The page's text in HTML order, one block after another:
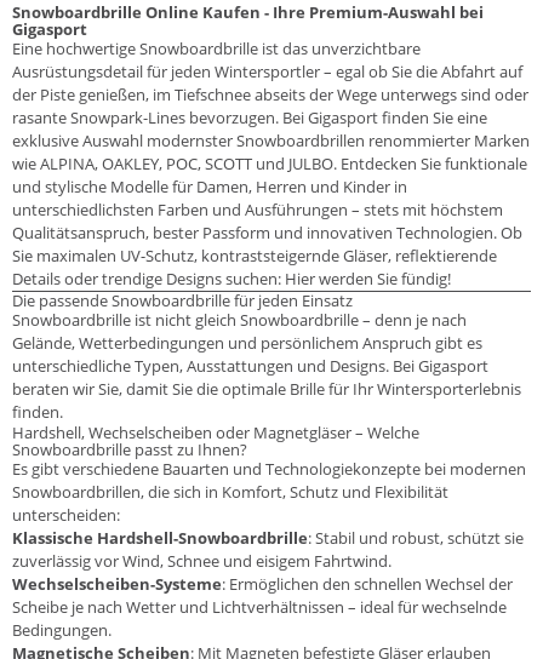
Snowboardbrille Online Kaufen - Ihre Premium-Auswahl bei
Gigasport
Eine hochwertige Snowboardbrille ist das unverzichtbare
Ausrüstungsdetail für jeden Wintersportler – egal ob Sie die Abfahrt auf
der Piste genießen, im Tiefschnee abseits der Wege unterwegs sind oder
rasante Snowpark-Lines bevorzugen. Bei Gigasport finden Sie eine
exklusive Auswahl modernster Snowboardbrillen renommierter Marken
wie ALPINA, OAKLEY, POC, SCOTT und JULBO. Entdecken Sie funktionale
und stylische Modelle für Damen, Herren und Kinder in
unterschiedlichsten Farben und Ausführungen – stets mit höchstem
Qualitätsanspruch, bester Passform und innovativen Technologien. Ob
Sie maximalen UV-Schutz, kontraststeigernde Gläser, reflektierende
Details oder trendige Designs suchen: Hier werden Sie fündig!
Die passende Snowboardbrille für jeden Einsatz
Snowboardbrille ist nicht gleich Snowboardbrille – denn je nach
Gelände, Wetterbedingungen und persönlichem Anspruch gibt es
unterschiedliche Typen, Ausstattungen und Designs. Bei Gigasport
beraten wir Sie, damit Sie die optimale Brille für Ihr Wintersporterlebnis
finden.
Hardshell, Wechselscheiben oder Magnetgläser – Welche
Snowboardbrille passt zu Ihnen?
Es gibt verschiedene Bauarten und Technologiekonzepte bei modernen
Snowboardbrillen, die sich in Komfort, Schutz und Flexibilität
unterscheiden:
Klassische Hardshell-Snowboardbrille: Stabil und robust, schützt sie
zuverlässig vor Wind, Schnee und eisigem Fahrtwind.
Wechselscheiben-Systeme: Ermöglichen den schnellen Wechsel der
Scheibe je nach Wetter und Lichtverhältnissen – ideal für wechselnde
Bedingungen.
Magnetische Scheiben: Mit Magneten befestigte Gläser erlauben